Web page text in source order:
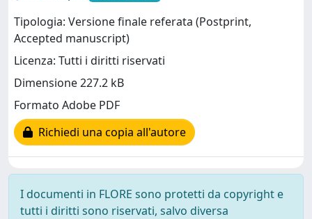
Tipologia: Versione finale referata (Postprint,
Accepted manuscript)
Licenza: Tutti i diritti riservati
Dimensione 227.2 kB
Formato Adobe PDF
Richiedi una copia all'autore
I documenti in FLORE sono protetti da copyright e
tutti i diritti sono riservati, salvo diversa